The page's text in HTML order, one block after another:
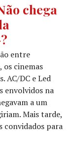
chega
entre
os cinemas
AC/DC e Led
envolvidos na
a um
Mais tarde,
convidados para
#53: Não chega